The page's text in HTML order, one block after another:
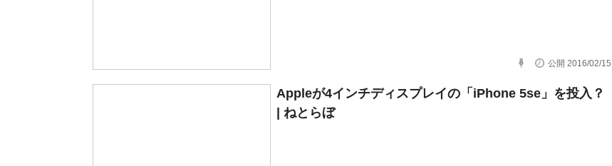
公開 2016/02/15
Appleが4インチディスプレイの「iPhone 5se」を投入？
| ねとらぼ